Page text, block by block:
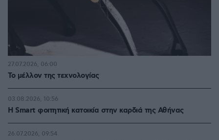
Το μέλλον της τεχνολογίας
27.07.2026, 06:00
Η Smart φοιτητική κατοικία στην καρδιά της Αθήνας
03.08.2026, 10:56
26.07.2026, 09:54